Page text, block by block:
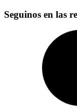
Seguinos en las